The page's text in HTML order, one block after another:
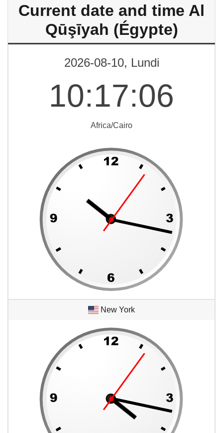
Current date and time Al
Qūşīyah (Égypte)
2026-08-10, Lundi
10:17:06
Africa/Cairo
New York